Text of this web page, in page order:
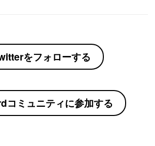
をフォローする
コミュニティに参加する